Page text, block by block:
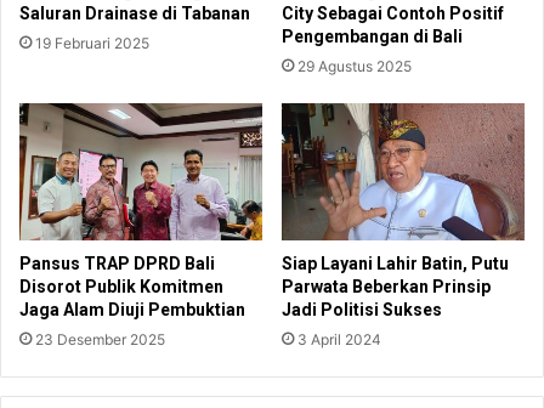
Saluran Drainase di Tabanan
19 Februari 2025
City Sebagai Contoh Positif
Pengembangan di Bali
29 Agustus 2025
Pansus TRAP DPRD Bali
Disorot Publik Komitmen
Jaga Alam Diuji Pembuktian
23 Desember 2025
Siap Layani Lahir Batin, Putu
Parwata Beberkan Prinsip
Jadi Politisi Sukses
3 April 2024